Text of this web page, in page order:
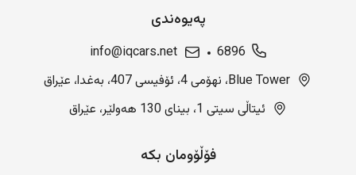
پەیوەندی
6896
info@iqcars.net
Blue Tower، نهۆمی 4، ئۆفیسی 407، بەغدا، عێراق
ئیتاڵی سیتی 1، بینای 130 هەولێر، عێراق
فۆڵۆومان بکە